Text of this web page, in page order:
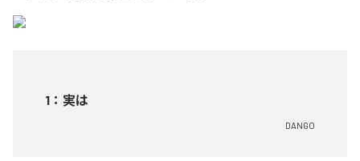
1 ： 実は
DANGO